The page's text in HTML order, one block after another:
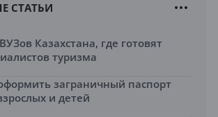
СТАТЬИ
Казахстана, где готовят
туризма
заграничный паспорт
и детей